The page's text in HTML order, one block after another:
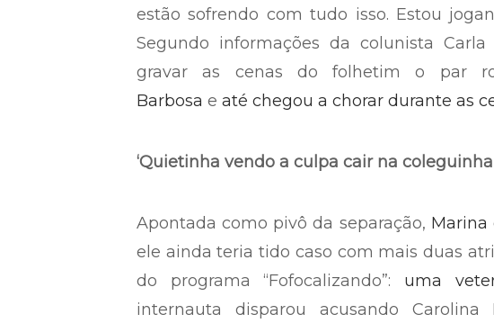
estão sofrendo com tudo isso. Estou
Segundo informações da colunista
gravar as cenas do folhetim o par
Barbosa e até chegou a chorar durante as
‘Quietinha vendo a culpa cair na
Apontada como pivô da separação, Marina
ele ainda teria tido caso com mais duas
do programa “Fofocalizando”: uma
internauta disparou acusando